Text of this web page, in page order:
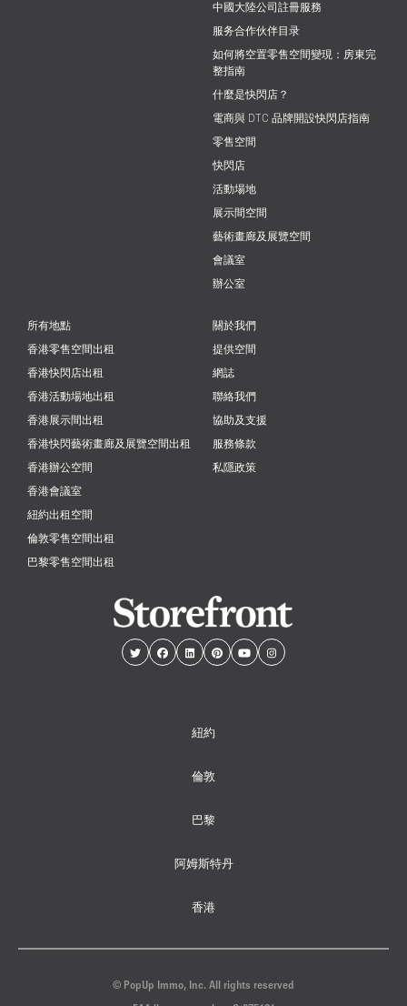
中國大陸公司註冊服務
服务合作伙伴目录
如何將空置零售空間變現：房東完
整指南
什麼是快閃店？
電商與 DTC 品牌開設快閃店指南
零售空間
快閃店
活動場地
展示間空間
藝術畫廊及展覽空間
會議室
辦公室
所有地點
香港零售空間出租
香港快閃店出租
香港活動場地出租
香港展示間出租
香港快閃藝術畫廊及展覽空間出租
香港辦公空間
香港會議室
紐約出租空間
倫敦零售空間出租
巴黎零售空間出租
關於我們
提供空間
網誌
聯絡我們
協助及支援
服務條款
私隱政策
紐約
倫敦
巴黎
阿姆斯特丹
香港
© PopUp Immo, Inc. All rights reserved